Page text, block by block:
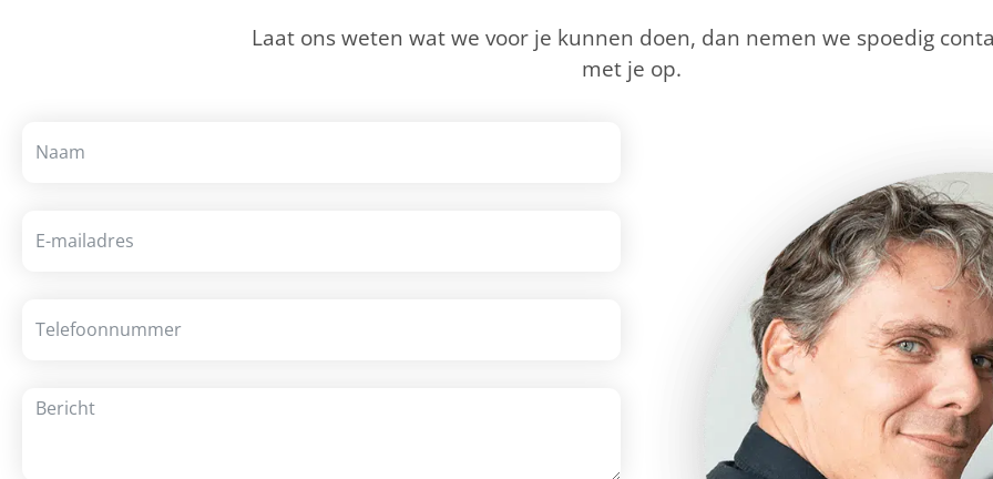
Laat ons weten wat we voor je kunnen doen, dan nemen we spoedig
met je op.